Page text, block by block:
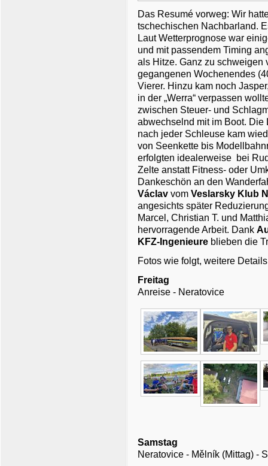
Das Resumé vorweg: Wir
tschechischen Nachbarland.
Laut Wetterprognose war
und mit passendem Timing
als Hitze. Ganz zu schweigen
gegangenen Wochenendes (
Vierer. Hinzu kam noch
in der „Werra“ verpassen
zwischen Steuer- und
abwechselnd mit im Boot. Die
nach jeder Schleuse kam
von Seenkette bis
erfolgten idealerweise bei
Zelte anstatt Fitness- oder
Dankeschön an den
Václav vomVeslarsky Klub
angesichts später
Marcel, Christian T. und
hervorragende Arbeit. Dank
KFZ-Ingenieure blieben die
Fotos wie folgt, weitere
Freitag
Anreise - Neratovice
Samstag
Neratovice - Mělník (Mittag) -